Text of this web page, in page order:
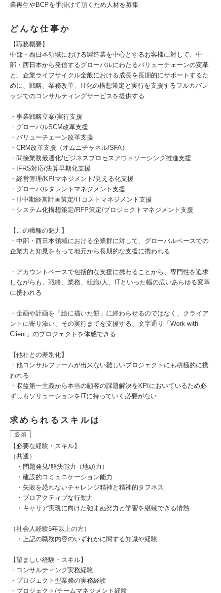
業再生やBCPを手掛けて頂くため人材を募集
どんな仕事か
【職務概要】
中部・西日本領域における製造業を中心とするお客様に対して、中
部・西日本から発信するグローバルにわたるバリューチェーンの変革
と、企業ライフサイクル全般における成長を長期的にサポートするた
めに、戦略、業務改革、IT化の構想策定と実行を支援するフルカバレ
ッジでのコンサルティングサービスを提供する
・事業戦略立案/実行支援
・グローバルSCM改革支援
・バリューチェーン改革支援
・CRM改革支援（オムニチャネル/SFA）
・間接業務最適化/ビジネスプロセスアウトソーシング推進支援
・IFRS対応/決算早期化支援
・経営管理/KPIマネジメント/見える化支援
・グローバルタレントマネジメント支援
・IT中期経営計画策定/ITコストマネジメント支援
・システム化構想策定/RFP策定/プロジェクトマネジメント支援
【この職種の魅力】
・中部・西日本領域における企業群に対して、グローバルベースでの
企業力と知見をもって地元から長期的な支援に携われる
・アカウントベースで包括的な支援に携わることから、専門性を追求
しながらも、戦略、業務、組織/人、ITといった幅の広いあらゆる変革
に携われる
・企画や計画を「絵に描いた餅」に終わらせるのではなく、クライア
ントに寄り添い、その実行までを支援する、文字通り「Work with
Client」のプロジェクトを体感できる
【他社との差別化】
・他コンサルファームが出来ない難しいプロジェクトにも積極的に携
われる
・収益第一主義から本当の顧客の課題解決をKPIにおいているため必
ずしもソリューションをITに持っていく必要がない
求められるスキルは
必須
【必要な経験・スキル】
（共通）
・問題発見/解決能力（地頭力）
・建設的コミュニケーション能力
・失敗を恐れないチャレンジ精神と精神的タフネス
・プロアクティブな行動力
・キャリア実現に向けた弛まぬ努力と学習を継続できる情熱
（社会人経験5年以上の方）
・上記の職務内容のいずれかに関する知識や経験
【望ましい経験・スキル】
・コンサルティング実務経験
・プロジェクト型業務の実務経験
・プロジェクト/チームマネジメント経験